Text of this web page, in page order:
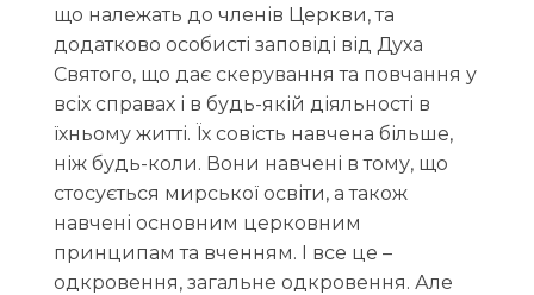
що належать до членів Церкви, та
додатково особисті заповіді від Духа
Святого, що дає скерування та повчання у
всіх справах і в будь-якій діяльності в
їхньому житті. Їх совість навчена більше,
ніж будь-коли. Вони навчені в тому, що
стосується мирської освіти, а також
навчені основним церковним
принципам та вченням. І все це –
одкровення, загальне одкровення. Але